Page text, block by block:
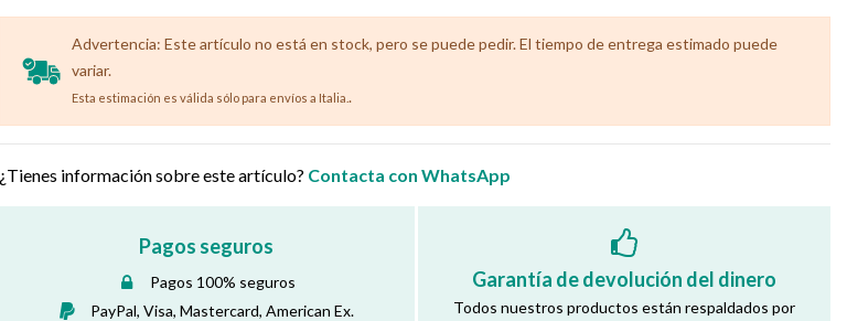
Advertencia: Este artículo no está en stock, pero se puede pedir. El tiempo de entrega estimado puede
variar.
Esta estimación es válida sólo para envíos a Italia. .
¿Tienes información sobre este artículo? Contacta con WhatsApp
Pagos seguros
Pagos 100% seguros
PayPal, Visa, Mastercard, American Ex.
Garantía de devolución del dinero
Todos nuestros productos están respaldados por